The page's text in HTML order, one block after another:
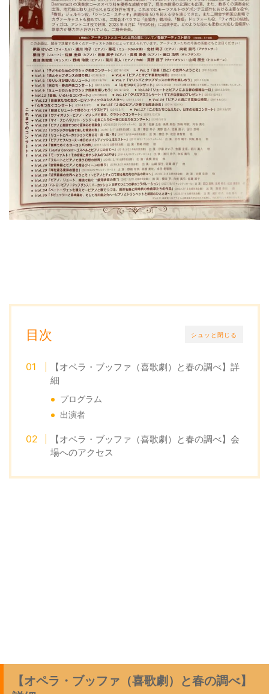
シュッと閉じる
目次
【オペラ・ブッファ（喜歌劇）と春の調べ】詳
細
プログラム
出演者
【オペラ・ブッファ（喜歌劇）と春の調べ】会
場へのアクセス
【オペラ・ブッファ（喜歌劇）と春の調べ】